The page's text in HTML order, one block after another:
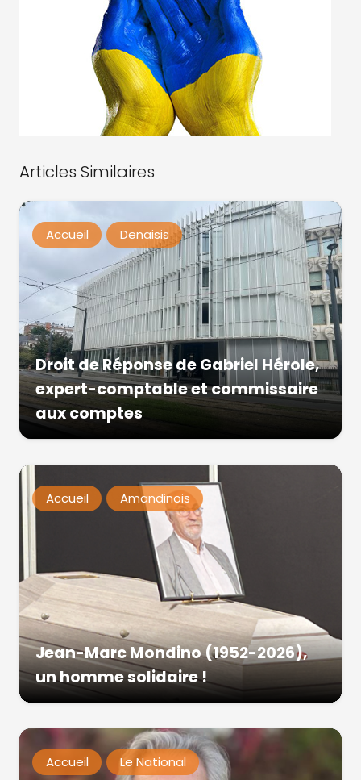
Articles Similaires
Accueil Denaisis
Droit de Réponse de Gabriel Hérole,
expert-comptable et commissaire
aux comptes
Accueil Amandinois
Jean-Marc Mondino (1952-2026),
un homme solidaire !
Accueil Le National